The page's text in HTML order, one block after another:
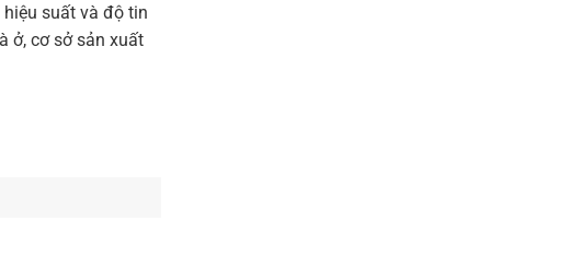
suất và độ tin
ở, cơ sở sản xuất